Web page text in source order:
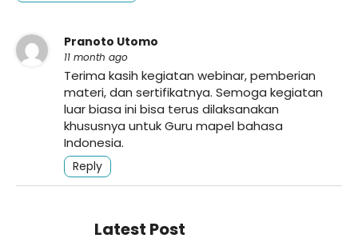
Pranoto Utomo
11 month ago
Terima kasih kegiatan webinar, pemberian
materi, dan sertifikatnya. Semoga kegiatan
luar biasa ini bisa terus dilaksanakan
khususnya untuk Guru mapel bahasa
Indonesia.
Reply
Latest Post